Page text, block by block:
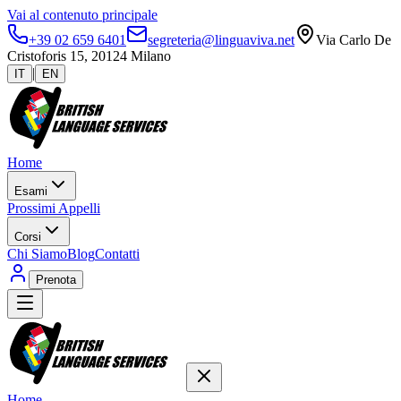
Vai al contenuto principale
+39 02 659 6401
segreteria@linguaviva.net
Via Carlo De
Cristoforis 15, 20124 Milano
IT | EN
Home
Esami
Prossimi Appelli
Corsi
Chi SiamoBlogContatti
Prenota